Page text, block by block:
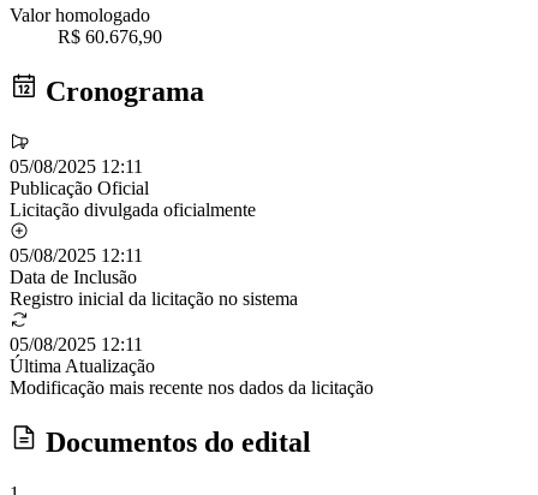
Valor homologado
R$ 60.676,90
Cronograma
05/08/2025 12:11
Publicação Oficial
Licitação divulgada oficialmente
05/08/2025 12:11
Data de Inclusão
Registro inicial da licitação no sistema
05/08/2025 12:11
Última Atualização
Modificação mais recente nos dados da licitação
Documentos do edital